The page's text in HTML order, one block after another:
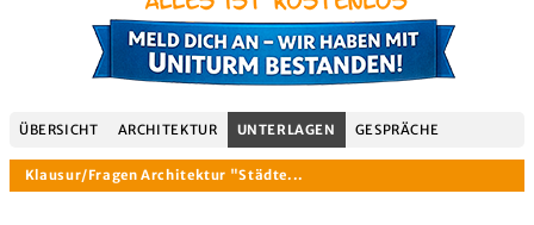
ÜBERSICHT ARCHITEKTUR UNTERLAGEN GESPRÄCHE